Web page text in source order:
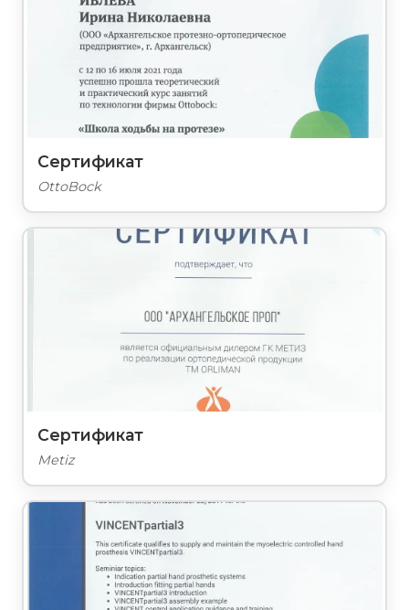
Сертификат
OttoBock
Сертификат
Metiz